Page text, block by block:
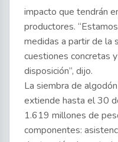
impacto que tendrán
productores.
medidas a partir de la
cuestiones concretas
disposición”, dijo.
La siembra de
extiende hasta el 30
1.619 millones de
componentes: